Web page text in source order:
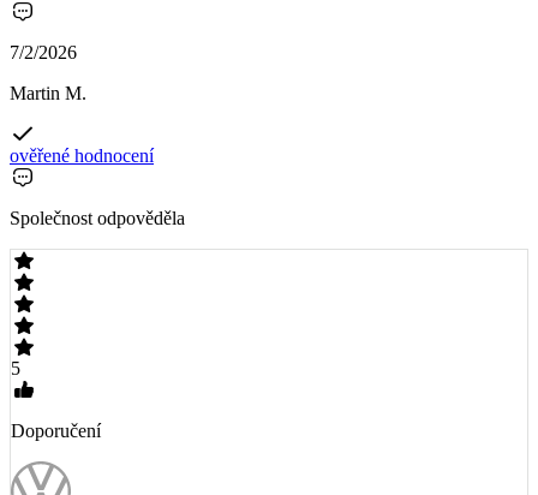
7/2/2026
Martin M.
ověřené hodnocení
Společnost odpověděla
5
Doporučení